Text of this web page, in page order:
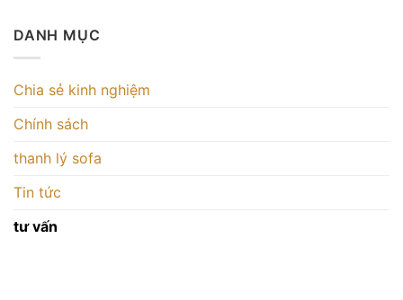
DANH MỤC
Chia sẻ kinh nghiệm
Chính sách
thanh lý sofa
Tin tức
tư vấn